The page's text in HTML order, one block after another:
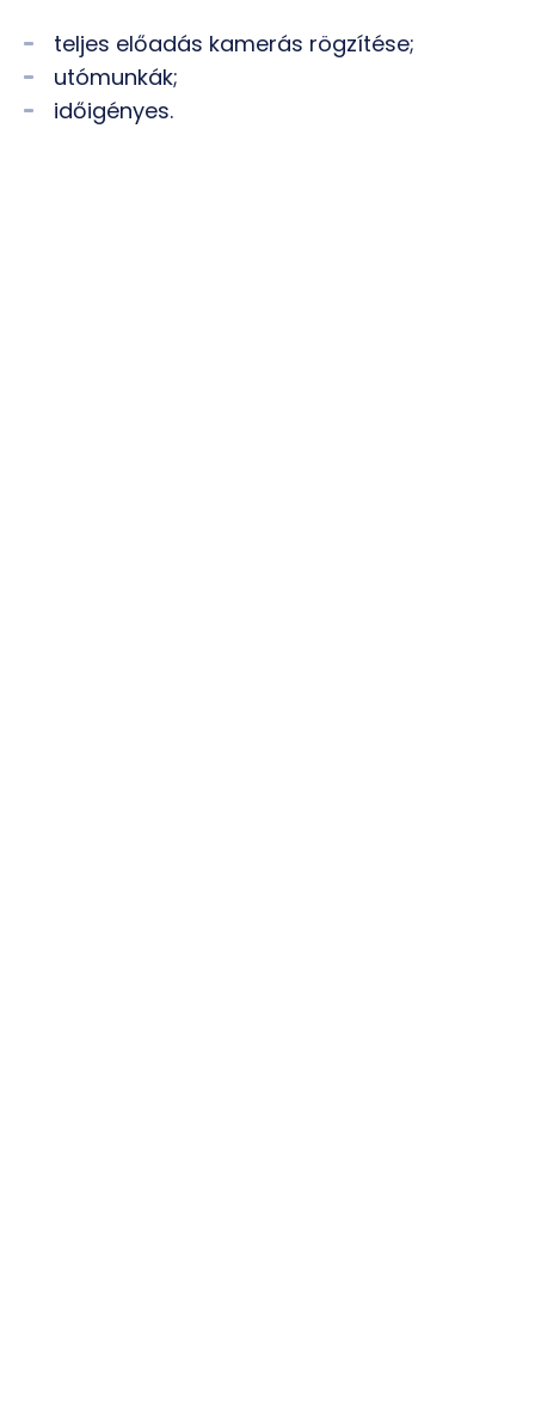
teljes előadás kamerás rögzítése;
utómunkák;
időigényes.